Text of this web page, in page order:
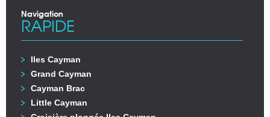
Navigation
RAPIDE
Iles Cayman
Grand Cayman
Cayman Brac
Little Cayman